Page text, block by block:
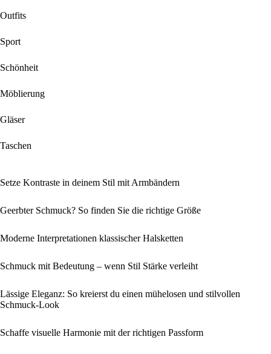
Outfits
Sport
Schönheit
Möblierung
Gläser
Taschen
Setze Kontraste in deinem Stil mit Armbändern
Geerbter Schmuck? So finden Sie die richtige Größe
Moderne Interpretationen klassischer Halsketten
Schmuck mit Bedeutung – wenn Stil Stärke verleiht
Lässige Eleganz: So kreierst du einen mühelosen und stilvollen
Schmuck-Look
Schaffe visuelle Harmonie mit der richtigen Passform